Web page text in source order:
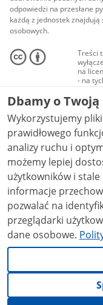
odpowiedzi na przesłane
każdą z jednostek
osobowych.
Treści
na
- na
audio i
NC-
Dbamy o
Wykorzystujemy
prawidłowego
analizy ruchu i
możemy lepiej
użytkowników i stale
informacje
pozwalać na
przeglądarki
dane osobowe.